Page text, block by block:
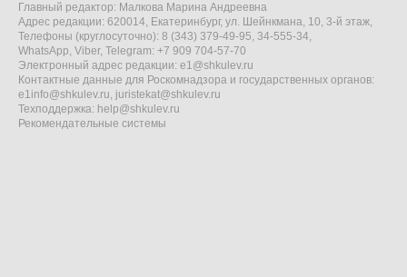
Главный редактор: Малкова Марина Андреевна
Адрес редакции: 620014, Екатеринбург, ул. Шейнкмана, 10, 3-й этаж,
Телефоны (круглосуточно): 8 (343) 379-49-95, 34-555-34,
WhatsApp, Viber, Telegram: +7 909 704-57-70
Электронный адрес редакции: e1@shkulev.ru
Контактные данные для Роскомнадзора и государственных органов:
e1info@shkulev.ru, juristekat@shkulev.ru
Техподдержка: help@shkulev.ru
Рекомендательные системы